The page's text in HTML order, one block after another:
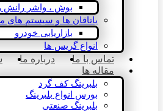
بوش ، واشر رانش و
یاتاقان ها و سیستم های
بازاریابی خودرو
انواع گریس ها
تماس با ما درباره ما
مقاله ها
بلبرینگ کف گرد
بورس انواع بلبرینگ
بلبرینگ صنعتی